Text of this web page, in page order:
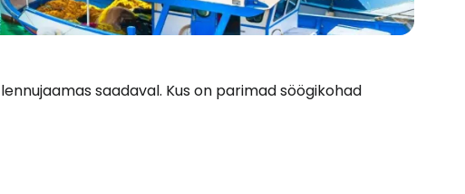
saadaval. Kus on parimad söögikohad